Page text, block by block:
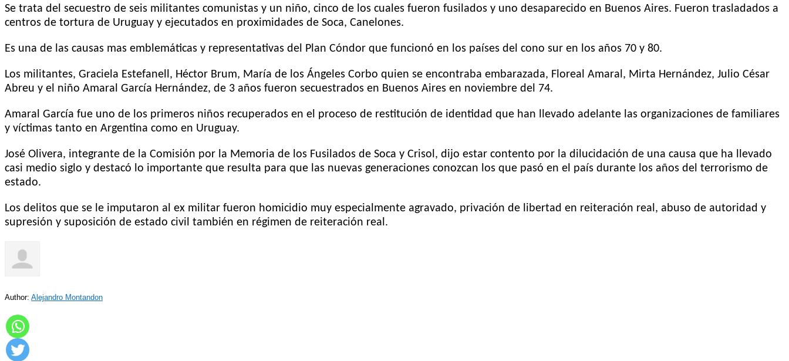
Se trata del secuestro de seis militantes comunistas y un niño, cinco de los cuales fueron fusilados y uno desaparecido en Buenos Aires. Fueron trasladados a
centros de tortura de Uruguay y ejecutados en proximidades de Soca, Canelones.
Es una de las causas mas emblemáticas y representativas del Plan Cóndor que funcionó en los países del cono sur en los años 70 y 80.
Los militantes, Graciela Estefanell, Héctor Brum, María de los Ángeles Corbo quien se encontraba embarazada, Floreal Amaral, Mirta Hernández, Julio César
Abreu y el niño Amaral García Hernández, de 3 años fueron secuestrados en Buenos Aires en noviembre del 74.
Amaral García fue uno de los primeros niños recuperados en el proceso de restitución de identidad que han llevado adelante las organizaciones de familiares
y víctimas tanto en Argentina como en Uruguay.
José Olivera, integrante de la Comisión por la Memoria de los Fusilados de Soca y Crisol, dijo estar contento por la dilucidación de una causa que ha llevado
casi medio siglo y destacó lo importante que resulta para que las nuevas generaciones conozcan los que pasó en el país durante los años del terrorismo de
estado.
Los delitos que se le imputaron al ex militar fueron homicidio muy especialmente agravado, privación de libertad en reiteración real, abuso de autoridad y
supresión y suposición de estado civil también en régimen de reiteración real.
Author: Alejandro Montandon